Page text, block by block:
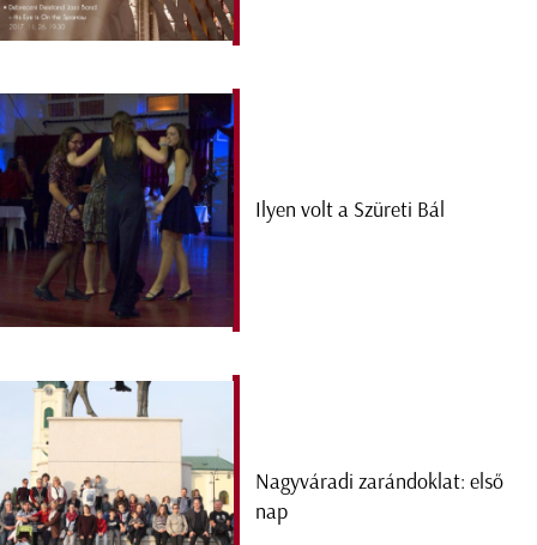
Ilyen volt a Szüreti Bál
Nagyváradi zarándoklat: első
nap